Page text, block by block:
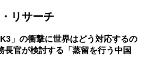
リサーチ
」の衝撃に世界はどう対応するの
官が検討する「蒸留を行う中国